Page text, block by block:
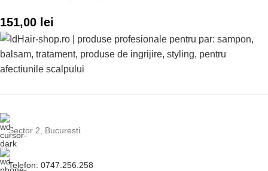
151,00 lei
Sector 2, Bucuresti
Telefon: 0747.256.258